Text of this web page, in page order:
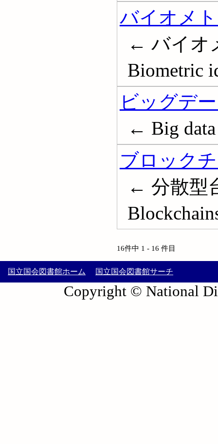
バイオメ
← バイオ
Biometric
ビッグデ
← Big data
ブロック
← 分散型
16件中 1 - 16 件目
国立国会図書館ホーム 国立国会図書館サーチ
Copyright © National